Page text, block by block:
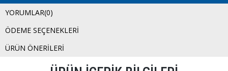
YORUMLAR(0)
ÖDEME SEÇENEKLERI
ÜRÜN ÖNERILERI